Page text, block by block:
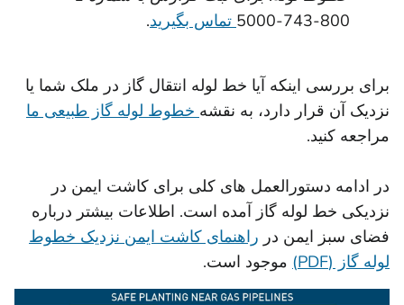
800-743-5000
تماس بگیرید.
برای بررسی اینکه آیا خط لوله انتقال گاز در ملک شما یا
نزدیک آن قرار دارد، به نقشه خطوط لوله گاز طبیعی ما
مراجعه کنید.
در ادامه دستورالعمل های کلی برای کاشت ایمن در
نزدیکی خط لوله گاز آمده است. اطلاعات بیشتر درباره
فضای سبز ایمن در راهنمای کاشت ایمن نزدیک خطوط
لوله گاز (PDF)
موجود است.